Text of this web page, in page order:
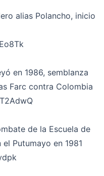
alias Polancho, inicio
en 1986, semblanza
Farc contra Colombia
de la Escuela de
Putumayo en 1981